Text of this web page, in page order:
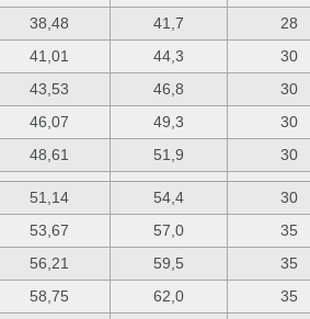
38,48 41,7
28
41,01 44,3
30
43,53 46,8
30
46,07 49,3
30
48,61 51,9 30
51,14 54,4
30
53,67 57,0
35
56,21 59,5
35
58,75 62,0
35